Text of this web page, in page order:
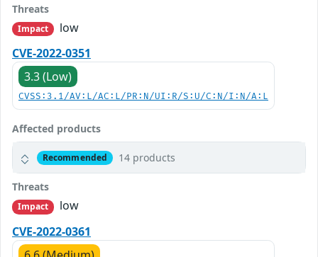
Threats
Impact
low
CVE-2022-0351
3.3 (Low)
CVSS:3.1/AV:L/AC:L/PR:N/UI:R/S:U/C:N/I:N/A:L
Affected products
Recommended 14 products
Threats
Impact
low
CVE-2022-0361